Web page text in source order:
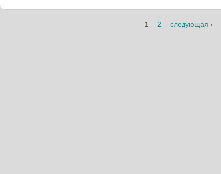
1 2 следующая ›